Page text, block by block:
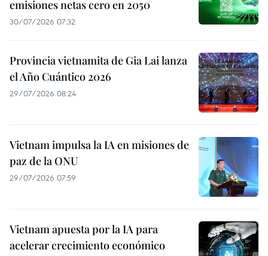
emisiones netas cero en 2050
30/07/2026 07:32
Provincia vietnamita de Gia Lai lanza
el Año Cuántico 2026
29/07/2026 08:24
Vietnam impulsa la IA en misiones de
paz de la ONU
29/07/2026 07:59
Vietnam apuesta por la IA para
acelerar crecimiento económico